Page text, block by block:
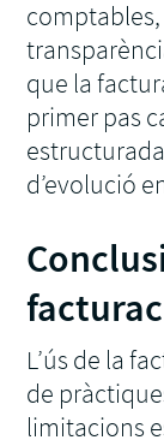
que la
primer pas
d’evolució
L’ús de la
de
limitacions